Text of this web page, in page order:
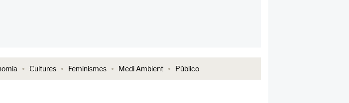
Cultures Feminismes Medi Ambient Público